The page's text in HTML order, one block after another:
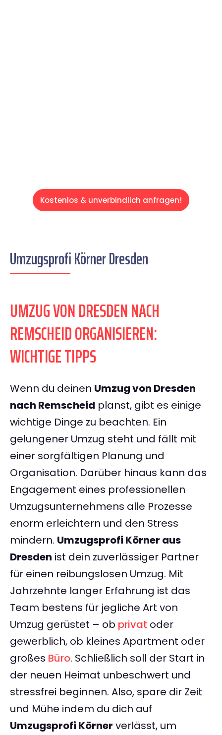
Kostenlos & unverbindlich anfragen!
Umzugsprofi Körner Dresden
UMZUG VON DRESDEN NACH
REMSCHEID ORGANISIEREN:
WICHTIGE TIPPS
Wenn du deinen Umzug von Dresden
nach Remscheid planst, gibt es einige
wichtige Dinge zu beachten. Ein
gelungener Umzug steht und fällt mit
einer sorgfältigen Planung und
Organisation. Darüber hinaus kann das
Engagement eines professionellen
Umzugsunternehmens alle Prozesse
enorm erleichtern und den Stress
mindern. Umzugsprofi Körner aus
Dresden ist dein zuverlässiger Partner
für einen reibungslosen Umzug. Mit
Jahrzehnte langer Erfahrung ist das
Team bestens für jegliche Art von
Umzug gerüstet – ob privat oder
gewerblich, ob kleines Apartment oder
großes Büro. Schließlich soll der Start in
der neuen Heimat unbeschwert und
stressfrei beginnen. Also, spare dir Zeit
und Mühe indem du dich auf
Umzugsprofi Körner verlässt, um